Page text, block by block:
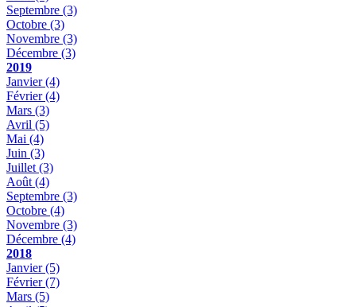
Septembre (3)
Octobre (3)
Novembre (3)
Décembre (3)
2019
Janvier(4)
Février(4)
Mars (3)
Avril (5)
Mai (4)
Juin (3)
Juillet (3)
Août (4)
Septembre (3)
Octobre (4)
Novembre (3)
Décembre (4)
2018
Janvier(5)
Février(7)
Mars (5)